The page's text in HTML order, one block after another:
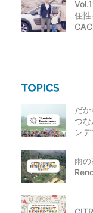
住
だ
つな
ン
雨